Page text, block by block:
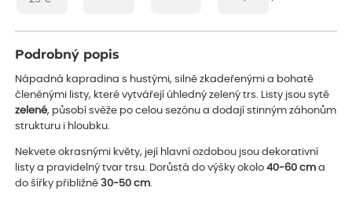
Podrobný popis
Nápadná kapradina s hustými, silně zkadeřenými a bohatě
členěnými listy, které vytvářejí úhledný zelený trs. Listy jsou sytě
zelené, působí svěže po celou sezónu a dodají stinným záhonům
strukturu i hloubku.
Nekvete okrasnými květy, její hlavní ozdobou jsou dekorativní
listy a pravidelný tvar trsu. Dorůstá do výšky okolo40-60 cm a
do šířky přibližně30-50 cm.